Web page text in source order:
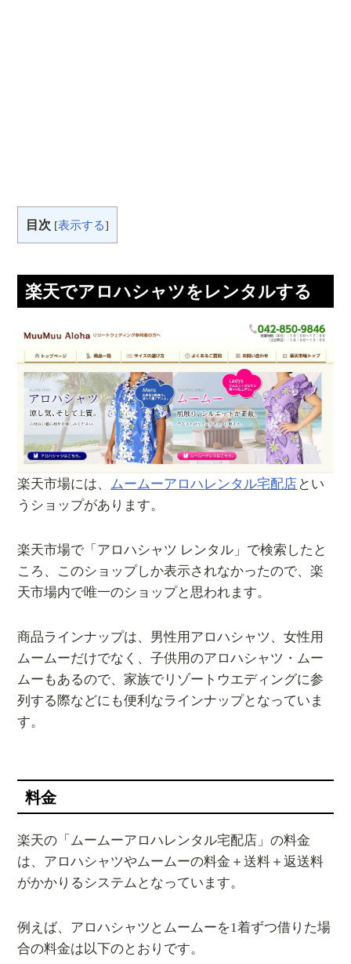
目次 [表示する]
楽天でアロハシャツをレンタルする
楽天市場には、 ムームーアロハレンタル宅配店 とい
うショップがあります。
楽天市場で「アロハシャツ レンタル」で検索したと
ころ、このショップしか表示されなかったので、楽
天市場内で唯一のショップと思われます。
商品ラインナップは、男性用アロハシャツ、女性用
ムームーだけでなく、子供用のアロハシャツ・ムー
ムーもあるので、家族でリゾートウエディングに参
列する際などにも便利なラインナップとなっていま
す。
料金
楽天の「ムームーアロハレンタル宅配店」の料金
は、アロハシャツやムームーの料金＋送料＋返送料
がかかりるシステムとなっています。
例えば、アロハシャツとムームーを1着ずつ借りた場
合の料金は以下のとおりです。